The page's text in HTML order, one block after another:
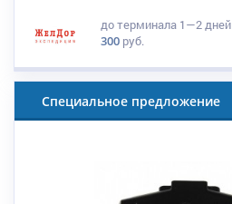
до терминала 1—2 дней
300 руб.
Специальное предложение